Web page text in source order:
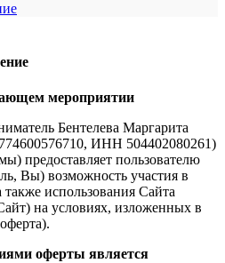
мероприятии
Бентелева Маргарита
ИНН 504402080261)
предоставляет пользователю
Вы) возможность участия в
использования Сайта
на условиях, изложенных в
оферты является